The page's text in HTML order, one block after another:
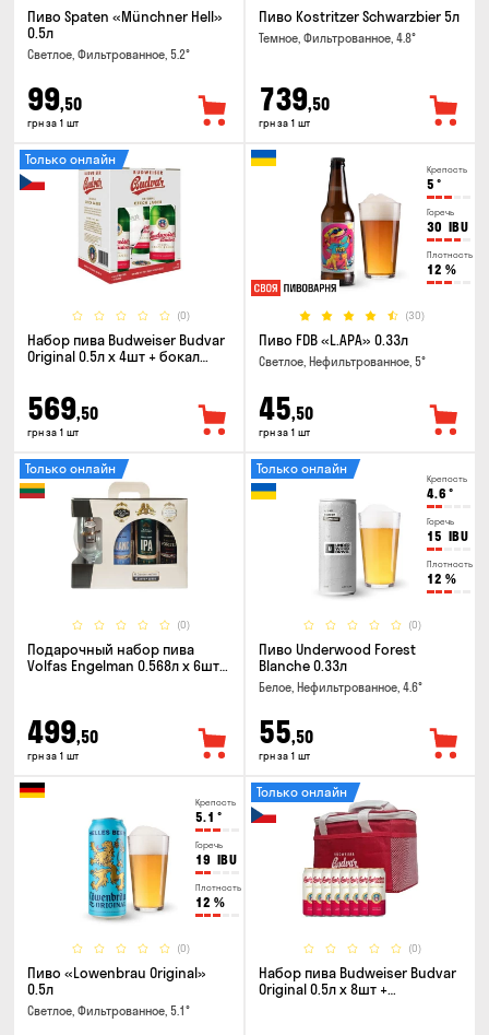
Пиво Spaten «Münchner Hell»
0.5л
Светлое, Фильтрованное, 5.2°
99,50
грн за 1 шт
Пиво Kostritzer Schwarzbier 5л
Темное, Фильтрованное, 4.8°
739,50
грн за 1 шт
(0)
Только онлайн
Набор пива Budweiser Budvar
Original 0.5л х 4шт + бокал
569,50
грн за 1 шт
Крепость
5 °
Горечь
30 IBU
Плотность
12 %
(30)
Пиво FDB «L.APA» 0.33л
Светлое, Нефильтрованное, 5°
45,50
грн за 1 шт
(0)
Только онлайн
Подарочный набор пива
Volfas Engelman 0.568л x 6шт +
499,50
грн за 1 шт
Крепость
4.6 °
Горечь
15 IBU
Плотность
12 %
(0)
Только онлайн
Пиво Underwood Forest
Blanche 0.33л
Белое, Нефильтрованное, 4.6°
55,50
грн за 1 шт
Крепость
5.1 °
Горечь
19 IBU
Плотность
12 %
(0)
Пиво «Lowenbrau Original»
0.5л
Светлое, Фильтрованное, 5.1°
(0)
Только онлайн
Набор пива Budweiser Budvar
Original 0.5л x 8шт +